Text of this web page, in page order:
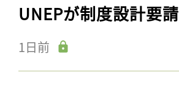
UNEPが制度設計要請
1日前